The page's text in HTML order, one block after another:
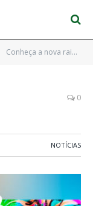
Conheça a nova rainha do CarnaMoju 2026 👑
0
NOTÍCIAS